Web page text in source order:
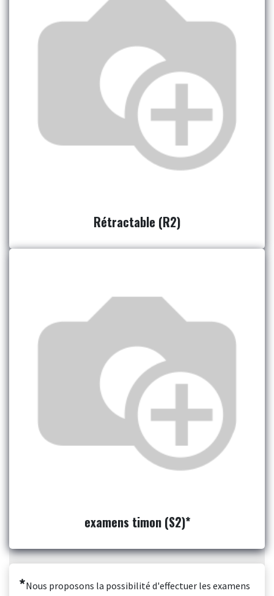
Rétractable (R2)
examens timon (S2)*
*Nous proposons la possibilité d'effectuer les examens